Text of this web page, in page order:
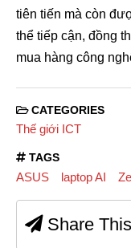
tiên tiến mà còn
thể tiếp cận, đồng
mua hàng công
CATEGORIES
Thế giới ICT
TAGS
ASUS laptop AI
Share This